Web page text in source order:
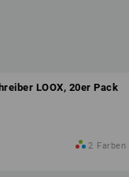
LOOX, 20er Pack
2 Farben